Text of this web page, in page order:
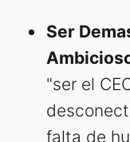
Ser
"ser el
falta de